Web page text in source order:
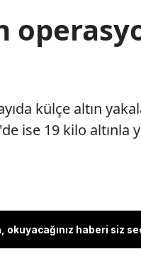
külçe altın
ise 19 kilo altınla
okuyacağınız haberi siz